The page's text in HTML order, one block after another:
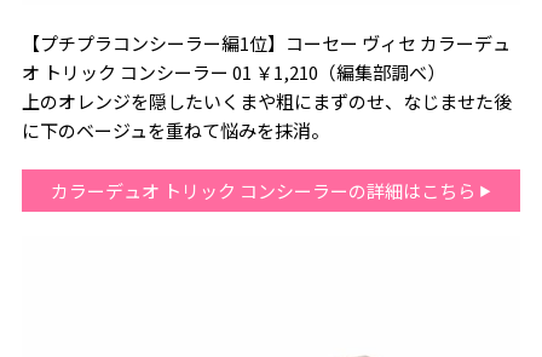
【プチプラコンシーラー編1位】コーセー ヴィセ カラーデュ
オ トリック コンシーラー 01 ￥1,210（編集部調べ）
上のオレンジを隠したいくまや粗にまずのせ、なじませた後
に下のベージュを重ねて悩みを抹消。
カラーデュオ トリック コンシーラーの詳細はこちら